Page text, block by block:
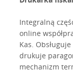
Integralną
online
Kas.
drukuje
mechanizm